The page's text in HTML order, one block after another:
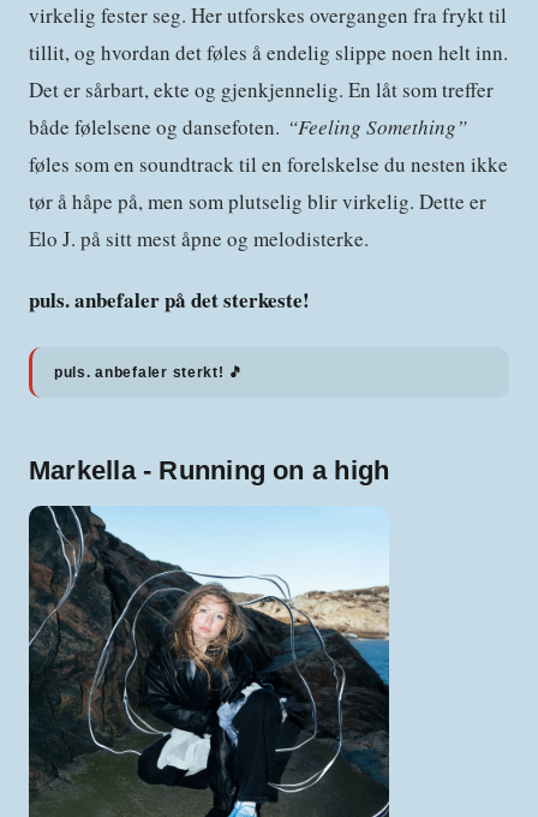
virkelig fester seg. Her utforskes overgangen fra frykt til
tillit, og hvordan det føles å endelig slippe noen helt inn.
Det er sårbart, ekte og gjenkjennelig. En låt som treffer
både følelsene og dansefoten. “Feeling Something”
føles som en soundtrack til en forelskelse du nesten ikke
tør å håpe på, men som plutselig blir virkelig. Dette er
Elo J. på sitt mest åpne og melodisterke.
puls. anbefaler på det sterkeste!
puls. anbefaler sterkt! 🎵
Markella - Running on a high